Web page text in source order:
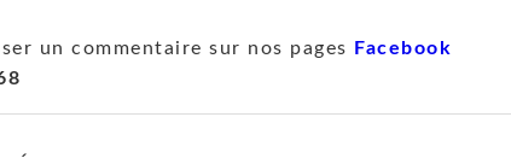
un commentaire sur nos pages
Facebook